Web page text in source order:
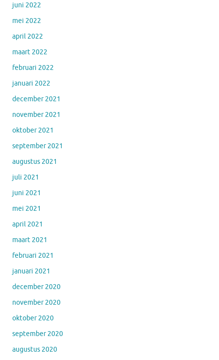
juni 2022
mei 2022
april 2022
maart 2022
februari 2022
januari 2022
december 2021
november 2021
oktober 2021
september 2021
augustus 2021
juli 2021
juni 2021
mei 2021
april 2021
maart 2021
februari 2021
januari 2021
december 2020
november 2020
oktober 2020
september 2020
augustus 2020